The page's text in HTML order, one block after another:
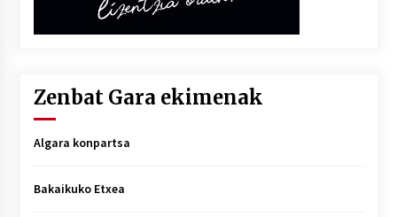
Zenbat Gara ekimenak
Algara konpartsa
Bakaikuko Etxea